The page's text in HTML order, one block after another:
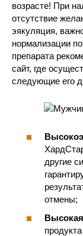
возрасте! При
отсутствие
эякуляция,
нормализации
препарата
сайт, где
следующие его
другие
отмены;
Высокая